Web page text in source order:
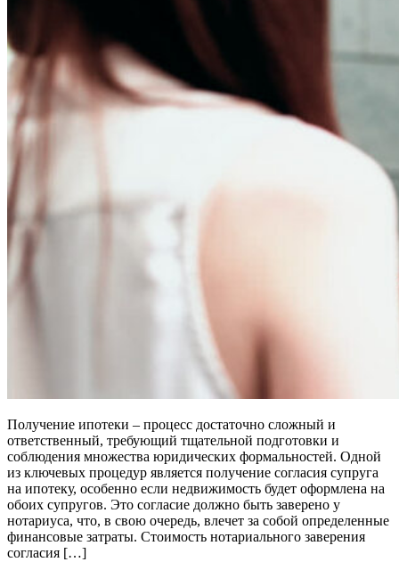
Получение ипотеки – процесс достаточно сложный и
ответственный, требующий тщательной подготовки и
соблюдения множества юридических формальностей. Одной
из ключевых процедур является получение согласия супруга
на ипотеку, особенно если недвижимость будет оформлена на
обоих супругов. Это согласие должно быть заверено у
нотариуса, что, в свою очередь, влечет за собой определенные
финансовые затраты. Стоимость нотариального заверения
согласия […]